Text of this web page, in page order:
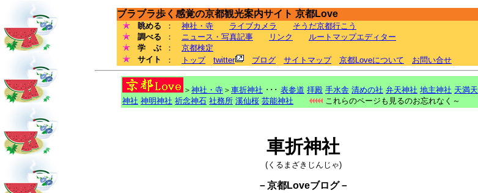
ブラブラ歩く感覚の京都観光案内サイト 京都Love
眺める ： 神社・寺 ライブカメラ
そうだ京都行こう
調べる
： ニュース・写真記事 リンク
ルートマップエディター
学 ぶ
： 京都検定
サイト
： トップ twitter ブログ サイトマップ 京都Loveについて お問い合せ
＞ 神社・寺 ＞ 車折神社 ･･･ 表参道 拝殿 手水舎 清めの社 弁天神社 地主神社 天満天
神社 神明神社 祈念神石 社務所 溪仙桜 芸能神社 これらのページも見るのお忘れなく～
車折神社
(くるまざきじんじゃ)
－京都Loveブログ－